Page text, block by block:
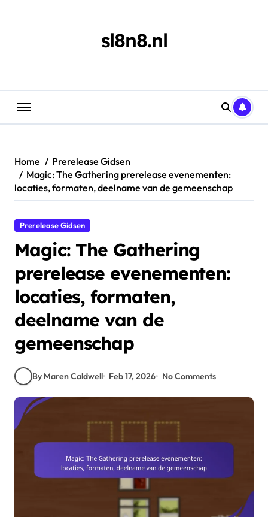
sl8n8.nl
Home
Prerelease Gidsen
Magic: The Gathering prerelease evenementen:
locaties, formaten, deelname van de gemeenschap
Prerelease Gidsen
Magic: The Gathering
prerelease evenementen:
locaties, formaten,
deelname van de
gemeenschap
By Maren Caldwell Feb 17, 2026 No Comments